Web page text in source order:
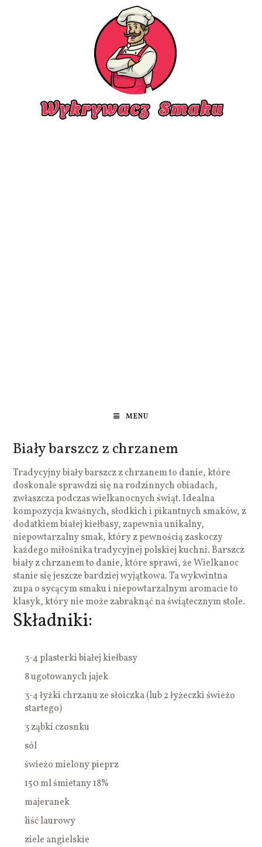
MENU
Biały barszcz z chrzanem
Tradycyjny biały barszcz z chrzanem to danie, które
doskonale sprawdzi się na rodzinnych obiadach,
zwłaszcza podczas wielkanocnych świąt. Idealna
kompozycja kwaśnych, słodkich i pikantnych smaków, z
dodatkiem białej kiełbasy, zapewnia unikalny,
niepowtarzalny smak, który z pewnością zaskoczy
każdego miłośnika tradycyjnej polskiej kuchni. Barszcz
biały z chrzanem to danie, które sprawi, że Wielkanoc
stanie się jeszcze bardziej wyjątkowa. Ta wykwintna
zupa o sycącym smaku i niepowtarzalnym aromacie to
klasyk, który nie może zabraknąć na świątecznym stole.
Składniki:
3-4 plasterki białej kiełbasy
8 ugotowanych jajek
3-4 łyżki chrzanu ze słoiczka (lub 2 łyżeczki świeżo
startego)
3 ząbki czosnku
sól
świeżo mielony pieprz
150 ml śmietany 18%
majeranek
liść laurowy
ziele angielskie